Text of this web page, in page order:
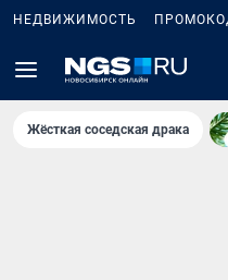
НЕДВИЖИМОСТЬ
Жёсткая соседская драка